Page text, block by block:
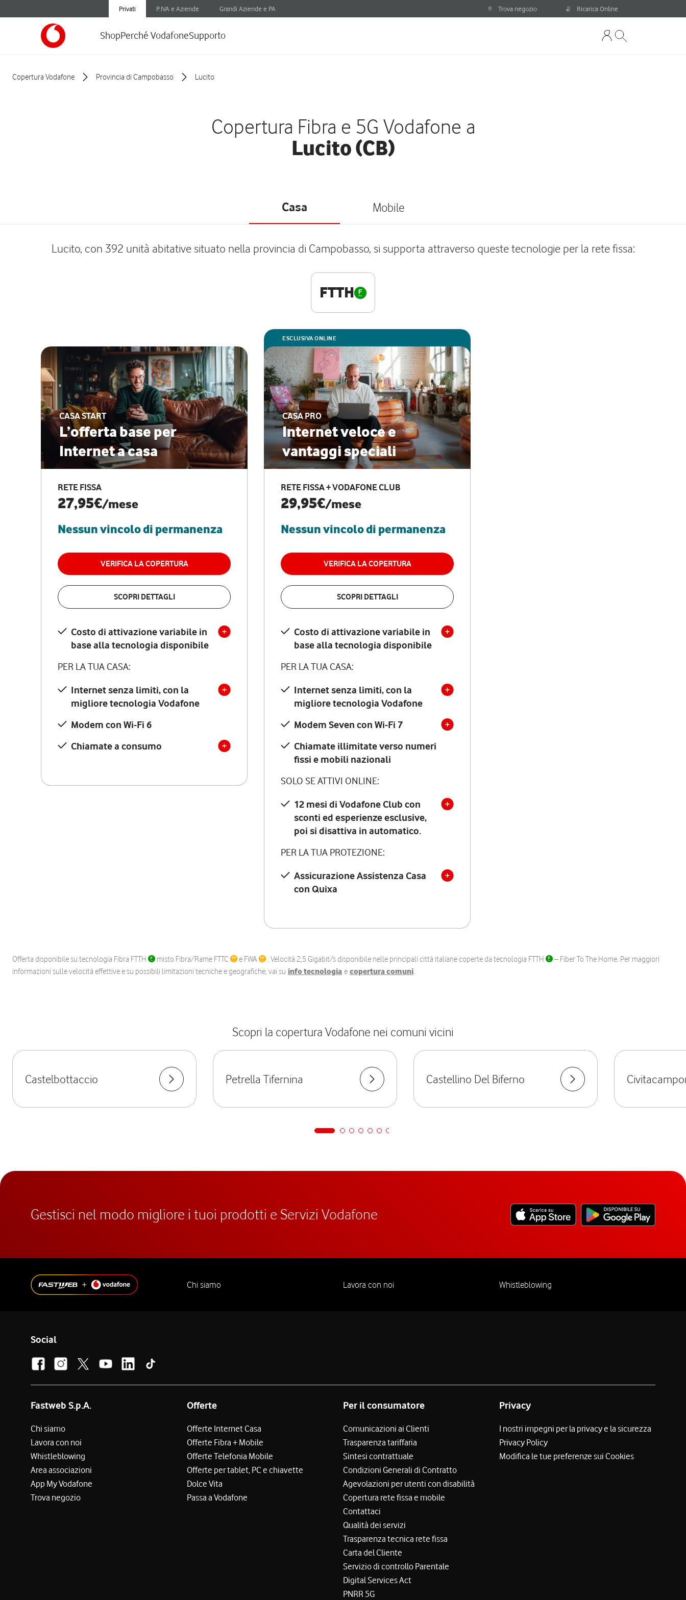
Privati P.IVA e Aziende Grandi Aziende e PA Trova negozio Ricarica Online
ShopPerché VodafoneSupporto
Copertura Vodafone Provincia di Campobasso Lucito
Copertura Fibra e 5G Vodafone a
Lucito (CB)
Casa Mobile
Lucito, con 392 unità abitative situato nella provincia di Campobasso, si supporta attraverso queste tecnologie per la rete fissa:
FTTH
CASA START
L’offerta base per
Internet a casa
RETE FISSA
27,95€/mese
Nessun vincolo di permanenza
VERIFICA LA COPERTURA
SCOPRI DETTAGLI
Costo di attivazione variabile in
base alla tecnologia disponibile
PER LA TUA CASA:
Internet senza limiti, con la
migliore tecnologia Vodafone
Modem con Wi-Fi 6
Chiamate a consumo
ESCLUSIVA ONLINE
CASA PRO
Internet veloce e
vantaggi speciali
RETE FISSA + VODAFONE CLUB
29,95€/mese
Nessun vincolo di permanenza
VERIFICA LA COPERTURA
SCOPRI DETTAGLI
Costo di attivazione variabile in
base alla tecnologia disponibile
PER LA TUA CASA:
Internet senza limiti, con la
migliore tecnologia Vodafone
Modem Seven con Wi-Fi 7
Chiamate illimitate verso numeri
fissi e mobili nazionali
SOLO SE ATTIVI ONLINE:
12 mesi di Vodafone Club con
sconti ed esperienze esclusive,
poi si disattiva in automatico.
PER LA TUA PROTEZIONE:
Assicurazione Assistenza Casa
con Quixa
Offerta disponibile su tecnologia Fibra FTTH misto Fibra/Rame FTTC e FWA . Velocità 2,5 Gigabit/s disponibile nelle principali città italiane coperte da tecnologia FTTH
– Fiber To The Home. Per maggiori
informazioni sulle velocità effettive e su possibili limitazioni tecniche e geografiche, vai su info tecnologia e copertura comuni.
Scopri la copertura Vodafone nei comuni vicini
Castelbottaccio Petrella Tifernina Castellino Del Biferno
Gestisci nel modo migliore i tuoi prodotti e Servizi Vodafone
Chi siamo Lavora con noi Whistleblowing
Social
Fastweb S.p.A.
Chi siamo
Lavora con noi
Whistleblowing
Area associazioni
App My Vodafone
Trova negozio
Offerte
Offerte Internet Casa
Offerte Fibra + Mobile
Offerte Telefonia Mobile
Offerte per tablet, PC e chiavette
Dolce Vita
Passa a Vodafone
Per il consumatore
Comunicazioni ai Clienti
Trasparenza tariffaria
Sintesi contrattuale
Condizioni Generali di Contratto
Agevolazioni per utenti con disabilità
Copertura rete fissa e mobile
Contattaci
Qualità dei servizi
Trasparenza tecnica rete fissa
Carta del Cliente
Servizio di controllo Parentale
Digital Services Act
PNRR 5G
Privacy
I nostri impegni per la privacy e la sicurezza
Privacy Policy
Modifica le tue preferenze sui Cookies